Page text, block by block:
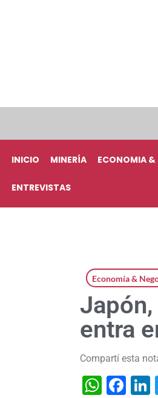
INICIO MINERÍA ECONOMIA &
ENTREVISTAS
Economía &
entra
Compartí esta